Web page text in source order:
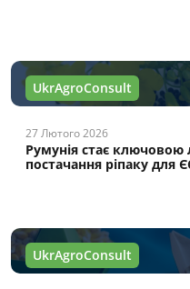
UkrAgroConsult
27 Лютого 2026
Румунія стає ключовою
постачання ріпаку для
UkrAgroConsult